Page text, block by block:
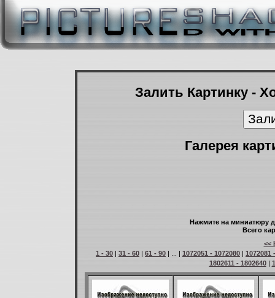
Залить Картинку -
Галерея
Нажмите на миниатюру
Всего
<<
1 - 30 | 31 - 60 | 61 - 90 | ... | 1072051 - 1072080 | 1072081
1802611 - 1802640|